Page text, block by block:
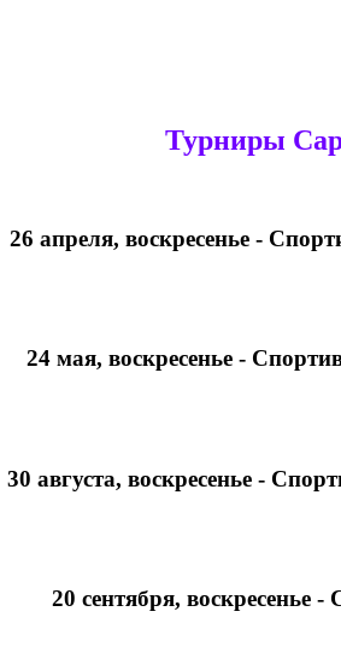
Турниры
26 апреля, воскресенье -
24 мая, воскресенье -
30 августа, воскресенье -
20 сентября,